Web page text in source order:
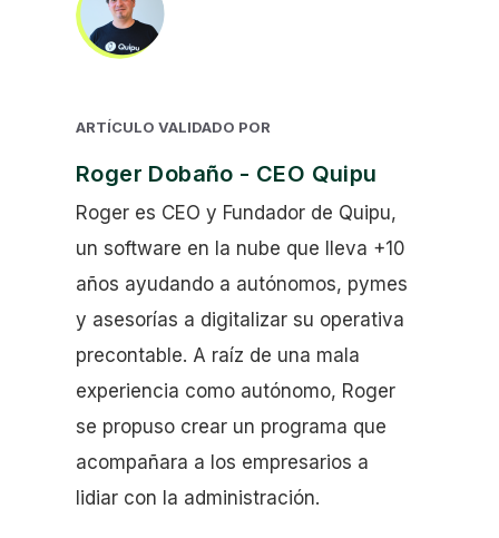
ARTÍCULO VALIDADO POR
Roger Dobaño - CEO Quipu
Roger es CEO y Fundador de Quipu,
un software en la nube que lleva +10
años ayudando a autónomos, pymes
y asesorías a digitalizar su operativa
precontable. A raíz de una mala
experiencia como autónomo, Roger
se propuso crear un programa que
acompañara a los empresarios a
lidiar con la administración.